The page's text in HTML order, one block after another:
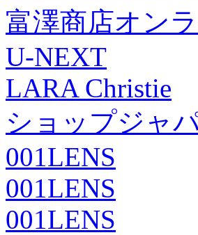
富澤商店オン
U-NEXT
LARA Christie
ショップジャ
001LENS
001LENS
001LENS